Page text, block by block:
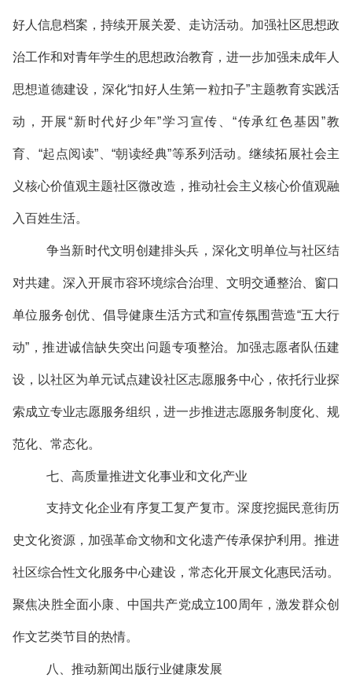
好人信息档案，持续开展关爱、走访活动。加强社区思想政
治工作和对青年学生的思想政治教育，进一步加强未成年人
思想道德建设，深化“扣好人生第一粒扣子”主题教育实践活
动，开展“新时代好少年”学习宣传、“传承红色基因”教
育、“起点阅读”、“朝读经典”等系列活动。继续拓展社会主
义核心价值观主题社区微改造，推动社会主义核心价值观融
入百姓生活。
争当新时代文明创建排头兵，深化文明单位与社区结
对共建。深入开展市容环境综合治理、文明交通整治、窗口
单位服务创优、倡导健康生活方式和宣传氛围营造“五大行
动”，推进诚信缺失突出问题专项整治。加强志愿者队伍建
设，以社区为单元试点建设社区志愿服务中心，依托行业探
索成立专业志愿服务组织，进一步推进志愿服务制度化、规
范化、常态化。
七、高质量推进文化事业和文化产业
支持文化企业有序复工复产复市。深度挖掘民意街历
史文化资源，加强革命文物和文化遗产传承保护利用。推进
社区综合性文化服务中心建设，常态化开展文化惠民活动。
聚焦决胜全面小康、中国共产党成立100周年，激发群众创
作文艺类节目的热情。
八、推动新闻出版行业健康发展